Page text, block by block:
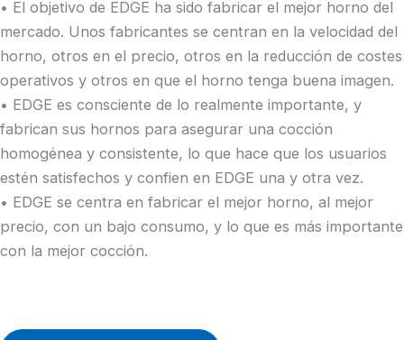
• El objetivo de EDGE ha sido fabricar el mejor horno del
mercado. Unos fabricantes se centran en la velocidad del
horno, otros en el precio, otros en la reducción de costes
operativos y otros en que el horno tenga buena imagen.
• EDGE es consciente de lo realmente importante, y
fabrican sus hornos para asegurar una cocción
homogénea y consistente, lo que hace que los usuarios
estén satisfechos y confien en EDGE una y otra vez.
• EDGE se centra en fabricar el mejor horno, al mejor
precio, con un bajo consumo, y lo que es más importante
con la mejor cocción.